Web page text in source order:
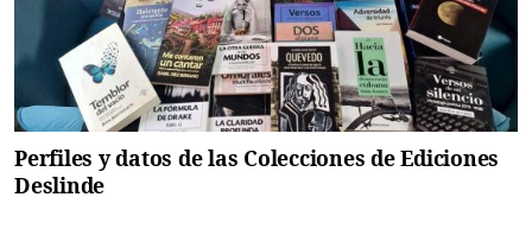
Perfiles y datos de las Colecciones de Ediciones
Deslinde